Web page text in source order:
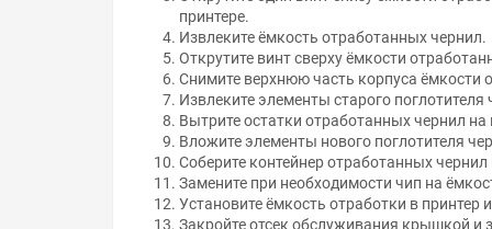
принтере.
Извлеките ёмкость отработанных чернил.
Открутите винт сверху ёмкости
Снимите верхнюю часть корпуса ёмкости
Извлеките элементы старого поглотителя
Вытрите остатки отработанных чернил на
Вложите элементы нового поглотителя
Соберите контейнер отработанных чернил
Замените при необходимости чип на
Установите ёмкость отработки в принтер
Закройте отсек обслуживания крышкой и